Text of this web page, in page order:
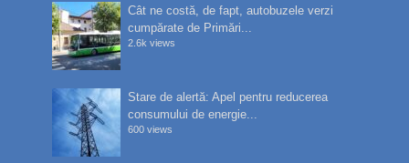
Cât ne costă, de fapt, autobuzele verzi
cumpărate de Primări...
2.6k views
Stare de alertă: Apel pentru reducerea
consumului de energie...
600 views